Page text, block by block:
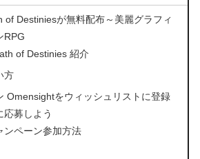
of Destiniesが無料配布～美麗グラフィ
RPG
of Destinies 紹介
方
Omensightをウィッシュリストに登録
応募しよう
ンペーン参加方法